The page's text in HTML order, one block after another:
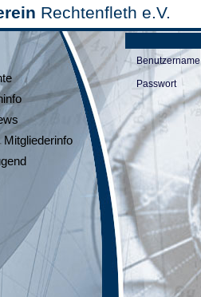
Rechtenfleth e.V.
Mitgliederinfo
Benutzername
Passwort